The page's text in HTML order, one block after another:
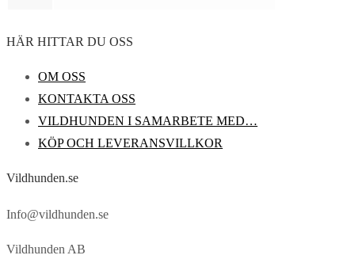
HÄR HITTAR DU OSS
OM OSS
KONTAKTA OSS
VILDHUNDEN I SAMARBETE MED…
KÖP OCH LEVERANSVILLKOR
Vildhunden.se
Info@vildhunden.se
Vildhunden AB